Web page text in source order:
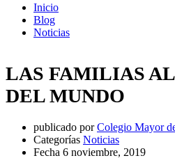
Inicio
Blog
Noticias
LAS FAMILIAS
DEL MUNDO
publicado por Colegio Mayor
Categorías Noticias
Fecha 6 noviembre, 2019